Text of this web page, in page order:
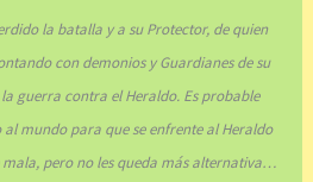
la batalla y a su Protector, de quien
con demonios y Guardianes de su
guerra contra el Heraldo. Es probable
mundo para que se enfrente al Heraldo
pero no les queda más alternativa…